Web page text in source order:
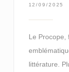
12/09/2025
Le Procope,
littérature.